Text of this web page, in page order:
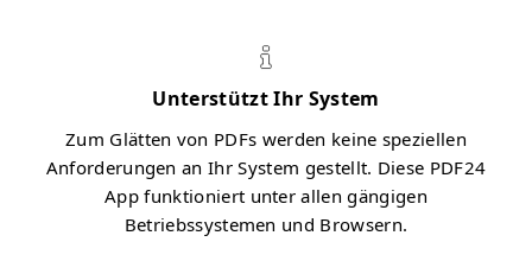
Unterstützt Ihr System
Zum Glätten von PDFs werden keine speziellen
Anforderungen an Ihr System gestellt. Diese PDF24
App funktioniert unter allen gängigen
Betriebssystemen und Browsern.